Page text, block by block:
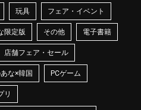
玩具 フェア・イベント
限定版 その他 電子書籍
店舗フェア・セール
な×韓国 PCゲーム
リ